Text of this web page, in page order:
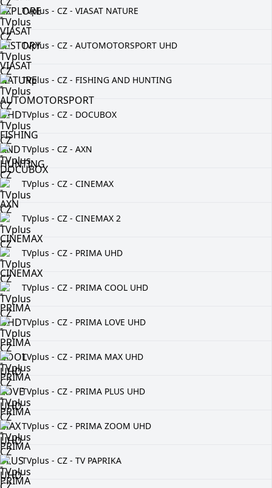
TVplus - CZ - VIASAT NATURE
TVplus - CZ - AUTOMOTORSPORT UHD
TVplus - CZ - FISHING AND HUNTING
TVplus - CZ - DOCUBOX
TVplus - CZ - AXN
TVplus - CZ - CINEMAX
TVplus - CZ - CINEMAX 2
TVplus - CZ - PRIMA UHD
TVplus - CZ - PRIMA COOL UHD
TVplus - CZ - PRIMA LOVE UHD
TVplus - CZ - PRIMA MAX UHD
TVplus - CZ - PRIMA PLUS UHD
TVplus - CZ - PRIMA ZOOM UHD
TVplus - CZ - TV PAPRIKA